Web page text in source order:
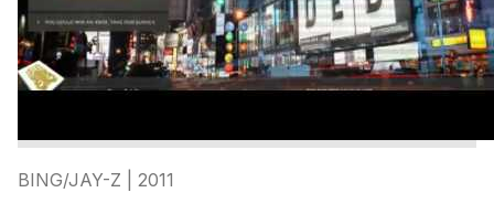
BING/JAY-Z | 2011